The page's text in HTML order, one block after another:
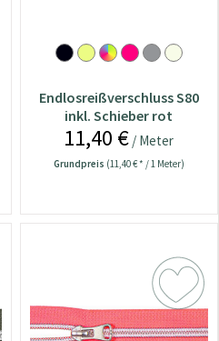
Endlosreißverschluss S80
inkl. Schieber rot
11,40 € / Meter
Grundpreis (11,40 € * / 1 Meter)